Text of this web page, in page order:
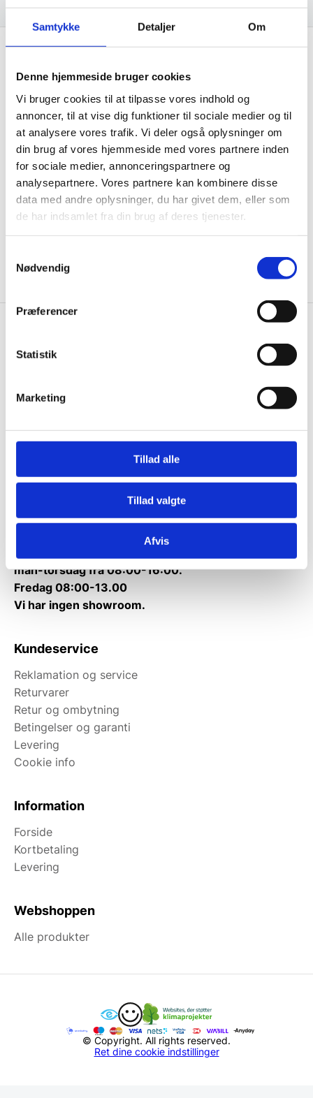
Samtykke Detaljer Om
Denne hjemmeside bruger cookies
Vi bruger cookies til at tilpasse vores indhold og
annoncer, til at vise dig funktioner til sociale medier og til
at analysere vores trafik. Vi deler også oplysninger om
din brug af vores hjemmeside med vores partnere inden
for sociale medier, annonceringspartnere og
analysepartnere. Vores partnere kan kombinere disse
data med andre oplysninger, du har givet dem, eller som
de har indsamlet fra din brug af deres tjenester.
Nødvendig
Præferencer
Statistik
Marketing
Tillad alle
Tillad valgte
Afvis
Få de bedste tilbud først!
Husk at tilmelde dig vores nyhedsbrev og vær først
til de bedste tilbud. Og bare rolig, vi spammer dig
ikke, men sender kun relevante tilbud og
informationer til dig.
7430 Ikast
Telefon træffetid:
Kontakt@gastrobutikken.dk
Tlf.
Mandag til torsdag: 10:00 – 14:00.
Fredag: Telefonlukket.
man-torsdag fra 08:00-16:00.
Fredag 08:00-13.00
Vi har ingen showroom.
Kundeservice
Reklamation og service
Returvarer
Retur og ombytning
Betingelser og garanti
Levering
Cookie info
Information
Forside
Kortbetaling
Levering
Webshoppen
Alle produkter
© Copyright. All rights reserved.
Ret dine cookie indstillinger